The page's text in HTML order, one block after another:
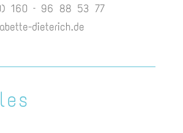
160 – 96 88 53 77
dieterich.de